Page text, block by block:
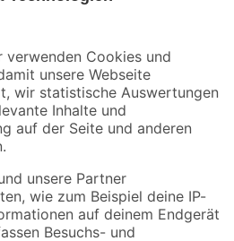
und Aktionen mehr verpassen!
Versandarten